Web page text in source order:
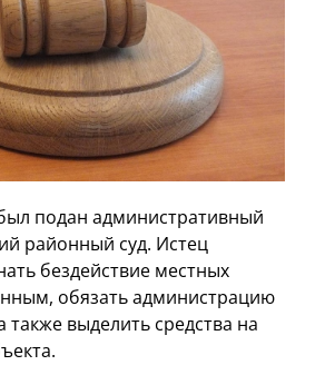
подан административный
районный суд. Истец
бездействие местных
обязать администрацию
также выделить средства на